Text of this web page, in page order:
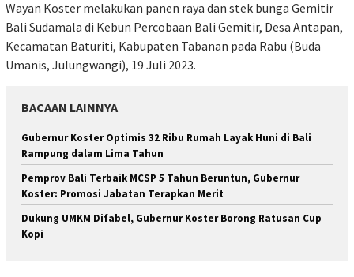
Wayan Koster melakukan panen raya dan stek bunga Gemitir
Bali Sudamala di Kebun Percobaan Bali Gemitir, Desa Antapan,
Kecamatan Baturiti, Kabupaten Tabanan pada Rabu (Buda
Umanis, Julungwangi), 19 Juli 2023.
BACAAN LAINNYA
Gubernur Koster Optimis 32 Ribu Rumah Layak Huni di Bali
Rampung dalam Lima Tahun
Pemprov Bali Terbaik MCSP 5 Tahun Beruntun, Gubernur
Koster: Promosi Jabatan Terapkan Merit
Dukung UMKM Difabel, Gubernur Koster Borong Ratusan Cup
Kopi